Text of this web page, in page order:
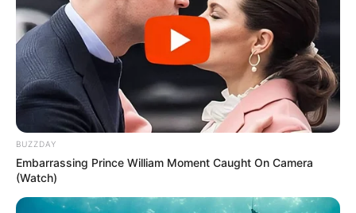
BUZZDAY
Embarrassing Prince William Moment Caught On Camera
(Watch)